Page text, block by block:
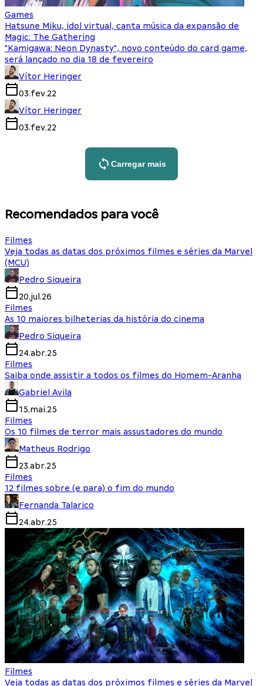
Games
Hatsune Miku, idol virtual, canta música da expansão de
Magic: The Gathering
"Kamigawa: Neon Dynasty", novo conteúdo do card game,
será lançado no dia 18 de fevereiro
Vítor Heringer
03.fev.22
Vítor Heringer
03.fev.22
Carregar mais
Recomendados para você
Filmes
Veja todas as datas dos próximos filmes e séries da Marvel
(MCU)
Pedro Siqueira
20.jul.26
Filmes
As 10 maiores bilheterias da história do cinema
Pedro Siqueira
24.abr.25
Filmes
Saiba onde assistir a todos os filmes do Homem-Aranha
Gabriel Avila
15.mai.25
Filmes
Os 10 filmes de terror mais assustadores do mundo
Matheus Rodrigo
23.abr.25
Filmes
12 filmes sobre (e para) o fim do mundo
Fernanda Talarico
24.abr.25
Filmes
Veja todas as datas dos próximos filmes e séries da Marvel